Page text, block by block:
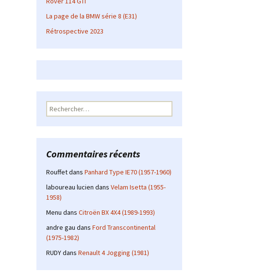
La page de la BMW série 8 (E31)
Rétrospective 2023
Rechercher :
Commentaires récents
Rouffetdans Panhard Type IE70 (1957-1960)
laboureau lucien dans Velam Isetta (1955-
1958)
Menu dans Citroën BX 4X4 (1989-1993)
andre gau dans Ford Transcontinental
(1975-1982)
RUDYdans Renault 4 Jogging (1981)